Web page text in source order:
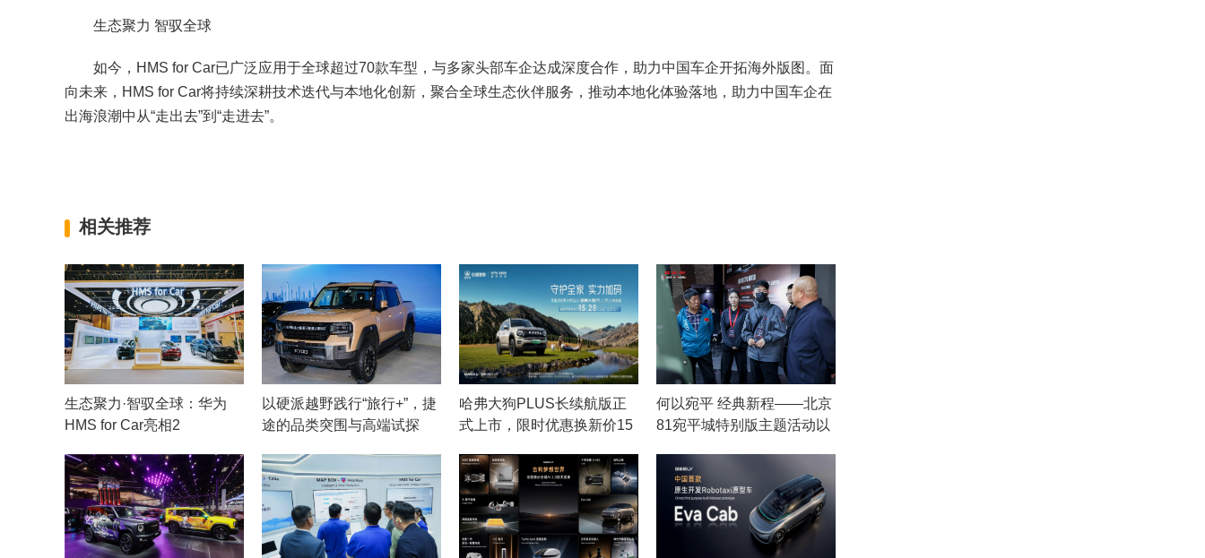
生态聚力 智驭全球
如今，HMS for Car已广泛应用于全球超过70款车型，与多家头部车企达成深度合作，助力中国车企开拓海外版图。面
向未来，HMS for Car将持续深耕技术迭代与本地化创新，聚合全球生态伙伴服务，推动本地化体验落地，助力中国车企在
出海浪潮中从“走出去”到“走进去”。
相关推荐
生态聚力·智驭全球：华为
HMS for Car亮相2
以硬派越野践行“旅行+”，捷
途的品类突围与高端试探
哈弗大狗PLUS长续航版正
式上市，限时优惠换新价15
何以宛平 经典新程——北京
81宛平城特别版主题活动以